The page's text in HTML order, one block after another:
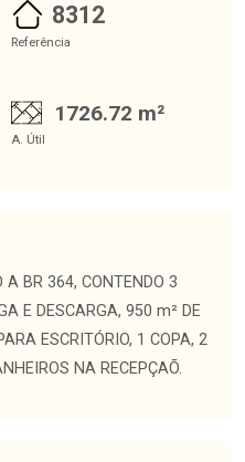
8312
Referência
1726.72 m²
A. Útil
A BR 364, CONTENDO 3
E DESCARGA, 950 m² DE
ESCRITÓRIO, 1 COPA, 2
NA RECEPÇAÕ.